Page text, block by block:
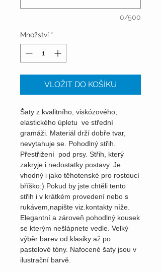
0/500
Množství *
VLOŽIT DO KOŠÍKU
Šaty z kvalitního, viskózového,
elastického úpletu ve střední
gramáži. Materiál drží dobře tvar,
nevytahuje se. Pohodlný střih.
Přestřižení pod prsy. Střih, který
zakryje i nedostatky postavy. Je
vhodný i jako těhotenské pro rostoucí
bříško:) Pokud by jste chtěli tento
střih i v krátkém provedení nebo s
rukávem,napište viz.kontakty níže.
Elegantní a zároveň pohodlný kousek
se kterým nešlápnete vedle. Velký
výběr barev od klasiky až po
pastelové tóny. Nafocené šaty jsou v
ilustrační barvě.